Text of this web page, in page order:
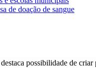
de doação de sangue
possibilidade de